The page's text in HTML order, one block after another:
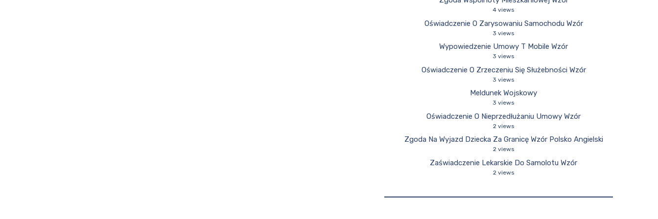
4 views
Oświadczenie O Zarysowaniu Samochodu Wzór
3 views
Wypowiedzenie Umowy T Mobile Wzór
3 views
Oświadczenie O Zrzeczeniu Się Służebności Wzór
3 views
Meldunek Wojskowy
3 views
Oświadczenie O Nieprzedłużaniu Umowy Wzór
2 views
Zgoda Na Wyjazd Dziecka Za Granicę Wzór Polsko Angielski
2 views
Zaświadczenie Lekarskie Do Samolotu Wzór
2 views